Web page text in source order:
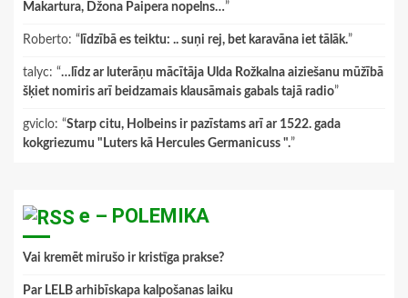
Makartura, Džona Paipera nopelns…”
Roberto: “ līdzībā es teiktu: .. suņi rej, bet karavāna iet tālāk.”
talyc: “…līdz ar luterāņu mācītāja Ulda Rožkalna aiziešanu mūžībā
šķiet nomiris arī beidzamais klausāmais gabals tajā radio”
gviclo: “Starp citu, Holbeins ir pazīstams arī ar 1522. gada
kokgriezumu "Luters kā Hercules Germanicuss ".”
e – POLEMIKA
Vai kremēt mirušo ir kristīga prakse?
Par LELB arhibīskapa kalpošanas laiku